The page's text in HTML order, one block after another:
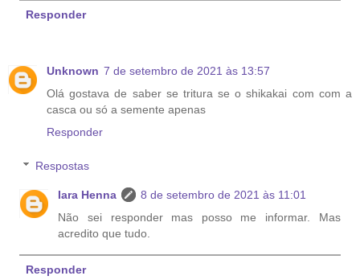
Responder
Unknown 7 de setembro de 2021 às 13:57
Olá gostava de saber se tritura se o shikakai com com a
casca ou só a semente apenas
Responder
Respostas
Iara Henna
8 de setembro de 2021 às 11:01
Não sei responder mas posso me informar. Mas
acredito que tudo.
Responder